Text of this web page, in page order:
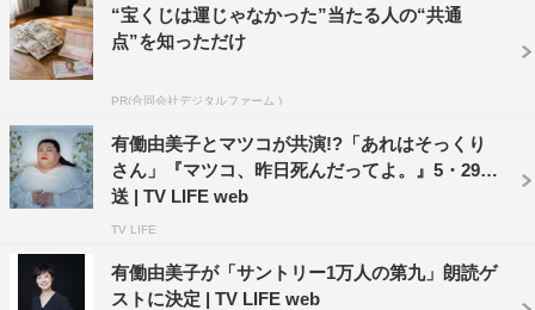
“宝くじは運じゃなかった”当たる人の“共通
点”を知っただけ
PR(合同会社デジタルファーム )
有働由美子とマツコが共演!?「あれはそっくり
さん」『マツコ、昨日死んだってよ。』5・29放
送 | TV LIFE web
TV LIFE
有働由美子が「サントリー1万人の第九」朗読ゲ
ストに決定 | TV LIFE web